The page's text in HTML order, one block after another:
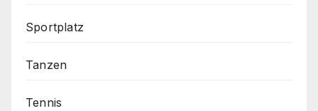
Sportplatz
Tanzen
Tennis